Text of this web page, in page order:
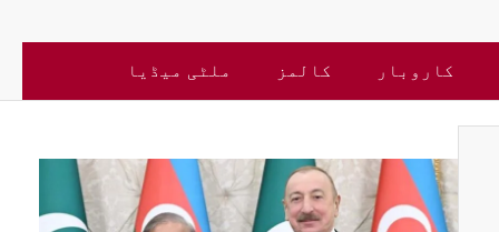
کاروبار کالمز ملٹی میڈیا